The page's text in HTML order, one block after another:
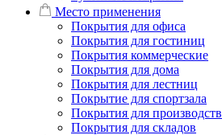
Место применения
Покрытия для офиса
Покрытия для гостиниц
Покрытия коммерческие
Покрытия для дома
Покрытия для лестниц
Покрытие для спортзала
Покрытия для производств
Покрытия для складов